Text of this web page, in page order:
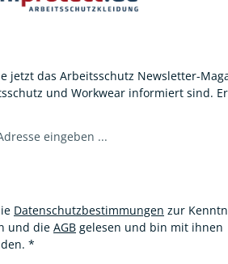
jetzt das Arbeitsschutz Newsletter-
und Workwear informiert sind.
Datenschutzbestimmungen zur
und die AGB gelesen und bin mit ihnen
*